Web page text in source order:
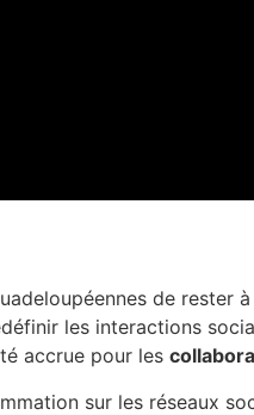
de rester
les interactions
accrue pour les
sur les réseaux